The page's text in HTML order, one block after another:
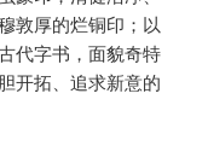
敦厚的烂铜印；以
代字书，面貌奇特
开拓、追求新意的